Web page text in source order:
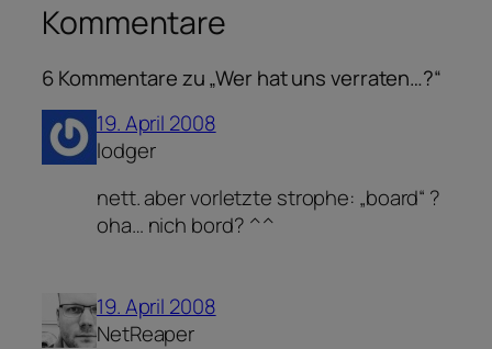
Kommentare
6 Kommentare zu „Wer hat uns verraten…?“
19. April 2008
lodger
nett. aber vorletzte strophe: „board“ ?
oha… nich bord? ^^
19. April 2008
NetReaper